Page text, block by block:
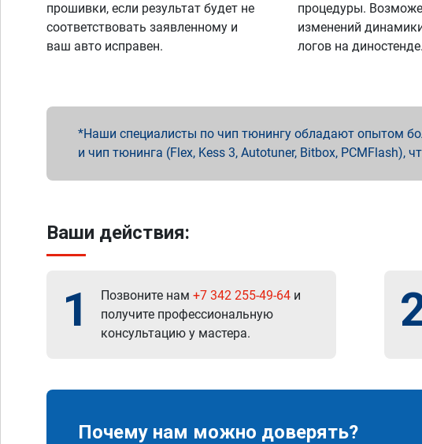
прошивки, если результат будет не
соответствовать заявленному и
ваш авто исправен.
процедуры.
изменений
логов на диностенде.
Наши специалисты по чип тюнингу обладают опытом
и чип тюнинга (Flex, Kess 3, Autotuner, Bitbox, PCMFlash),
Ваши действия:
1 Позвоните нам +7 342 255-49-64 и
получите профессиональную
консультацию у мастера.
Почему нам можно доверять?